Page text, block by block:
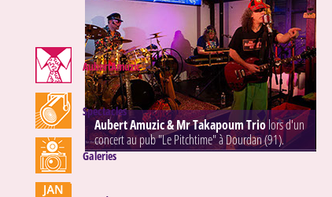
Aubert Amuzic & Mr Takapoum Triolors d'un
concert au pub "Le Pitchtime" à Dourdan (91).
AubertAmuzic
Spectacles
Galeries